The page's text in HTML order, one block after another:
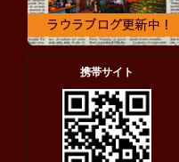
携帯サイト